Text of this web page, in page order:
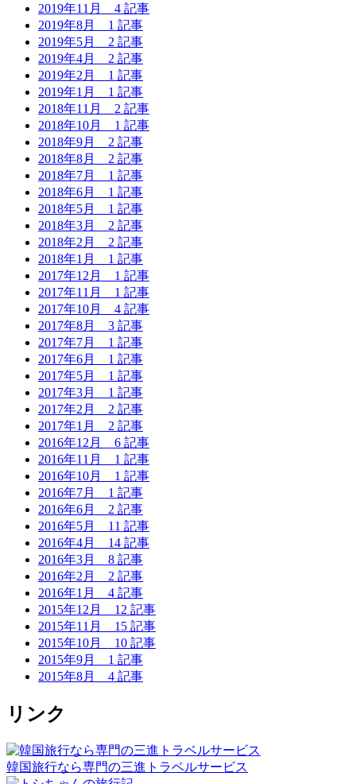
2019年11月 4 記事
2019年8月 1 記事
2019年5月 2 記事
2019年4月 2 記事
2019年2月 1 記事
2019年1月 1 記事
2018年11月 2 記事
2018年10月 1 記事
2018年9月 2 記事
2018年8月 2 記事
2018年7月 1 記事
2018年6月 1 記事
2018年5月 1 記事
2018年3月 2 記事
2018年2月 2 記事
2018年1月 1 記事
2017年12月 1 記事
2017年11月 1 記事
2017年10月 4 記事
2017年8月 3 記事
2017年7月 1 記事
2017年6月 1 記事
2017年5月 1 記事
2017年3月 1 記事
2017年2月 2 記事
2017年1月 2 記事
2016年12月 6 記事
2016年11月 1 記事
2016年10月 1 記事
2016年7月 1 記事
2016年6月 2 記事
2016年5月 11 記事
2016年4月 14 記事
2016年3月 8 記事
2016年2月 2 記事
2016年1月 4 記事
2015年12月 12 記事
2015年11月 15 記事
2015年10月 10 記事
2015年9月 1 記事
2015年8月 4 記事
リンク
韓国旅行なら専門の三進トラベルサービス